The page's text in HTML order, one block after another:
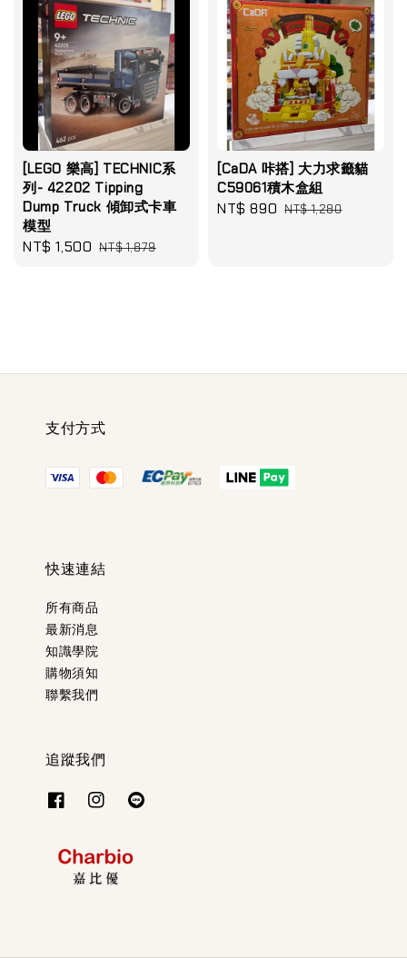
[LEGO 樂高] TECHNIC系
列- 42202 Tipping
Dump Truck 傾卸式卡車
模型
Sale
NT$ 1,500 Regular
NT$ 1,879
[CaDA 咔搭] 大力求籤貓
C59061積木盒組
Sale
NT$ 890 Regular
NT$ 1,280
支付方式
快速連結
所有商品
最新消息
知識學院
購物須知
聯繫我們
追蹤我們